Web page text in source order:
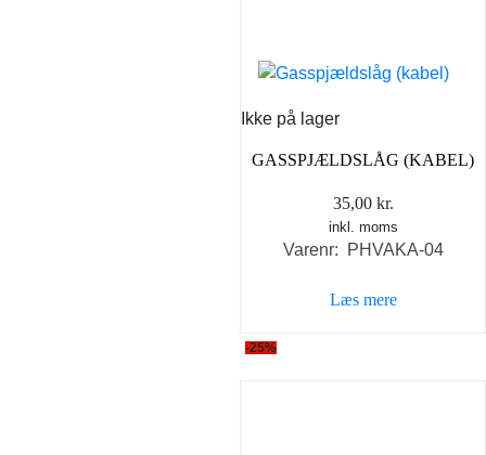
Ikke på lager
GASSPJÆLDSLÅG (KABEL)
35,00 kr.
inkl. moms
Varenr: PHVAKA-04
Læs mere
-25%